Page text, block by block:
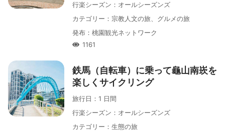
行楽シーズン ： オールシーズンズ
カテゴリー ： 宗教人文の旅、グルメの旅
発布 ： 桃園観光ネットワーク
人氣1161
鉄馬（自転車）に乗って龜山南崁を
楽しくサイクリング
旅行日 ： 1 日間
行楽シーズン ： オールシーズンズ
カテゴリー ： 生態の旅